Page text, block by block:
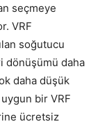
seçmeye
VRF
soğutucu
dönüşümü daha
daha düşük
bir VRF
ücretsiz